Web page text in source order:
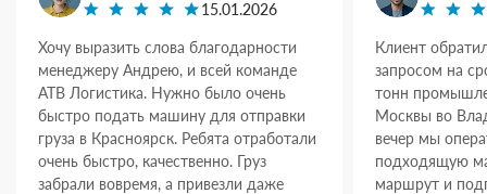
15.01.2026
Хочу выразить слова благодарности
менеджеру Андрею, и всей команде
АТВ Логистика. Нужно было очень
быстро подать машину для отправки
груза в Красноярск. Ребята отработали
очень быстро, качественно. Груз
забрали вовремя, а привезли даже
Клиент
запросом на
тонн
Москвы во
вечер мы
подходящую
маршрут и